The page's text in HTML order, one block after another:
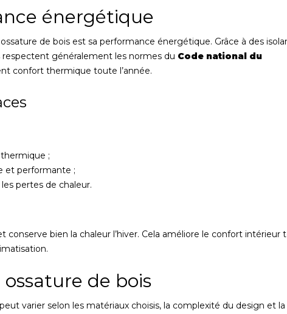
énergétique
de bois est sa performance énergétique. Grâce à des
généralement les normes du Code national du
confort thermique toute l’année.
;
et performante ;
pertes de chaleur.
conserve bien la chaleur l’hiver. Cela améliore le confort intérieur
de bois
varier selon les matériaux choisis, la complexité du design et la